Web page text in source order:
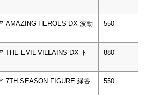
AMAZING HEROES DX 波動
550
THE EVIL VILLAINS DX ト
880
7TH SEASON FIGURE 緑谷
550